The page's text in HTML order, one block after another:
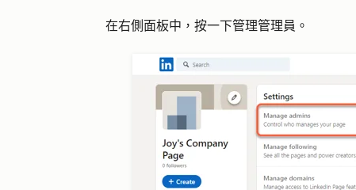
在右側面板中，按一下管理管理員 。